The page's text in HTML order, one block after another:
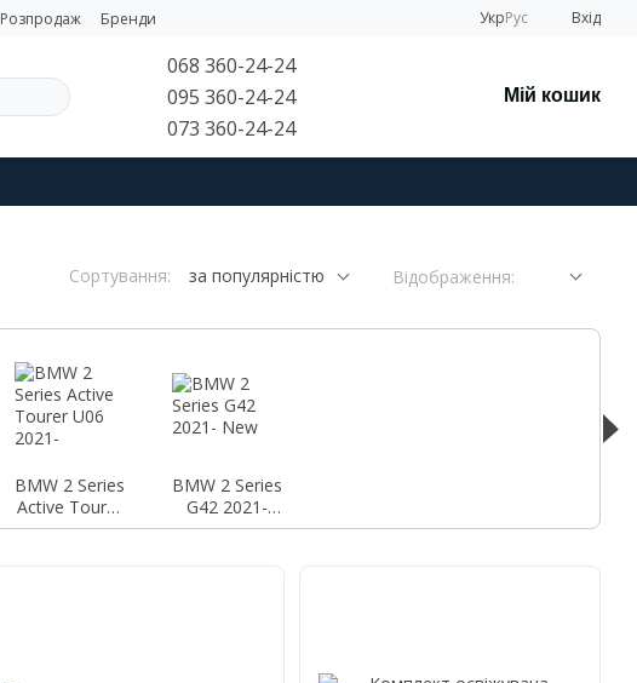
Розпродаж Бренди УкрРус Вхід
068 360-24-24
095 360-24-24
073 360-24-24
Мій кошик
Сортування: за популярністю Відображення:
BMW 2 Series
Active Tourer
U06 2021-
BMW 2 Series
G42 2021-
New